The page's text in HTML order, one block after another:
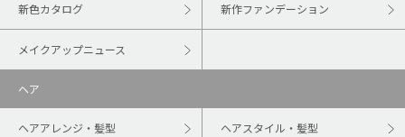
新色カタログ 新作ファンデーション
メイクアップニュース
ヘア
ヘアアレンジ・髪型 ヘアスタイル・髪型